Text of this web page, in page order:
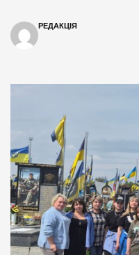
РЕДАКЦІЯ